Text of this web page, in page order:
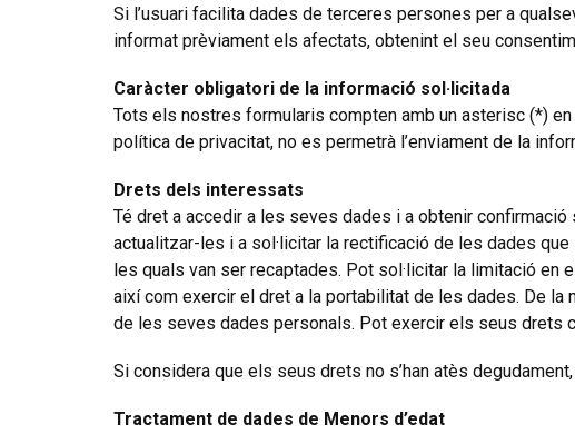
Si l’usuari facilita dades de terceres persones per a
informat prèviament els afectats, obtenint el seu
Caràcter obligatori de la informació sol·licitada
Tots els nostres formularis compten amb un asterisc (*)
política de privacitat, no es permetrà l’enviament de la
Drets dels interessats
Té dret a accedir a les seves dades i a obtenir
actualitzar-les i a sol·licitar la rectificació de les dades
les quals van ser recaptades. Pot sol·licitar la limitació
així com exercir el dret a la portabilitat de les dades. De
de les seves dades personals. Pot exercir els seus drets
Si considera que els seus drets no s’han atès
Tractament de dades de Menors d’edat